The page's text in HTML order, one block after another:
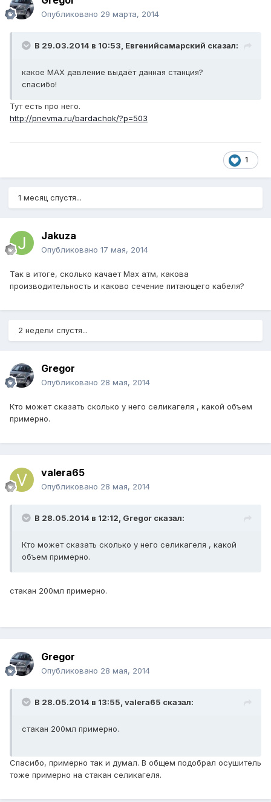
Опубликовано 29 марта, 2014
В 29.03.2014 в 10:53, Евгенийсамарский сказал:
какое МАХ давление выдаёт данная станция?
спасибо!
Тут есть про него.
http://pnevma.ru/bardachok/?p=503
1
1 месяц спустя...
Jakuza
Опубликовано 17 мая, 2014
Так в итоге, сколько качает Мах атм, какова
производительность и каково сечение питающего кабеля?
2 недели спустя...
Gregor
Опубликовано 28 мая, 2014
Кто может сказать сколько у него селикагеля , какой объем
примерно.
valera65
Опубликовано 28 мая, 2014
В 28.05.2014 в 12:12, Gregor сказал:
Кто может сказать сколько у него селикагеля , какой
объем примерно.
стакан 200мл примерно.
Gregor
Опубликовано 28 мая, 2014
В 28.05.2014 в 13:55, valera65 сказал:
стакан 200мл примерно.
Спасибо, примерно так и думал. В общем подобрал осушитель
тоже примерно на стакан селикагеля.